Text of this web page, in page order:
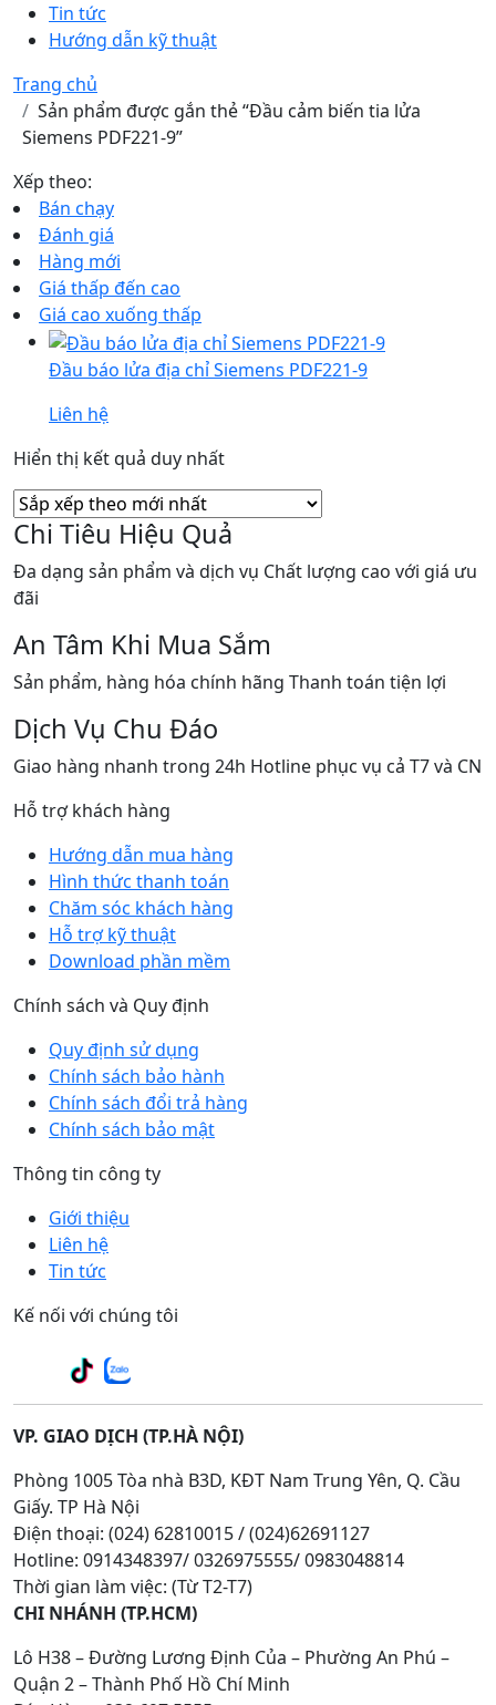
Tin tức
Hướng dẫn kỹ thuật
Trang chủ
Sản phẩm được gắn thẻ “Đầu cảm biến tia lửa
Siemens PDF221-9”
Xếp theo:
Bán chạy
Đánh giá
Hàng mới
Giá thấp đến cao
Giá cao xuống thấp
Đầu báo lửa địa chỉ Siemens PDF221-9
Liên hệ
Hiển thị kết quả duy nhất
Chi Tiêu Hiệu Quả
Đa dạng sản phẩm và dịch vụ Chất lượng cao với giá ưu
đãi
An Tâm Khi Mua Sắm
Sản phẩm, hàng hóa chính hãng Thanh toán tiện lợi
Dịch Vụ Chu Đáo
Giao hàng nhanh trong 24h Hotline phục vụ cả T7 và CN
Hỗ trợ khách hàng
Hướng dẫn mua hàng
Hình thức thanh toán
Chăm sóc khách hàng
Hỗ trợ kỹ thuật
Download phần mềm
Chính sách và Quy định
Quy định sử dụng
Chính sách bảo hành
Chính sách đổi trả hàng
Chính sách bảo mật
Thông tin công ty
Giới thiệu
Liên hệ
Tin tức
Kế nối với chúng tôi
VP. GIAO DỊCH (TP.HÀ NỘI)
Phòng 1005 Tòa nhà B3D, KĐT Nam Trung Yên, Q. Cầu
Giấy. TP Hà Nội
Điện thoại: (024) 62810015 / (024)62691127
Hotline: 0914348397/ 0326975555/ 0983048814
Thời gian làm việc: (Từ T2-T7)
CHI NHÁNH (TP.HCM)
Lô H38 – Đường Lương Định Của – Phường An Phú –
Quận 2 – Thành Phố Hồ Chí Minh